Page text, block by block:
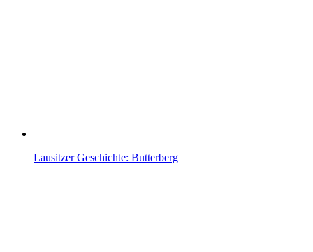
Lausitzer Geschichte: Butterberg